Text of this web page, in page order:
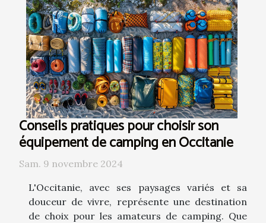
Conseils pratiques pour choisir son
équipement de camping en Occitanie
Sam. 9 novembre 2024
L'Occitanie, avec ses paysages variés et sa
douceur de vivre, représente une destination
de choix pour les amateurs de camping. Que